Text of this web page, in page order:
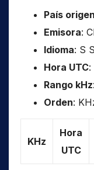
País origen
Emisora:
Idioma: S
Hora UTC:
Rango kHz
Orden:
KHz
Hora
UTC